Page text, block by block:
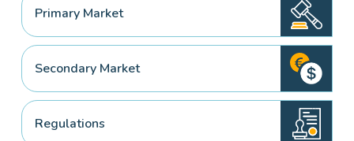
Primary Market
Secondary Market
Regulations